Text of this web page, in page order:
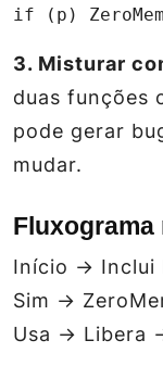
if (p)
3. Misturar
duas funções
pode gerar
mudar.
Fluxograma
Início → Inclui
Sim →
Usa → Libera